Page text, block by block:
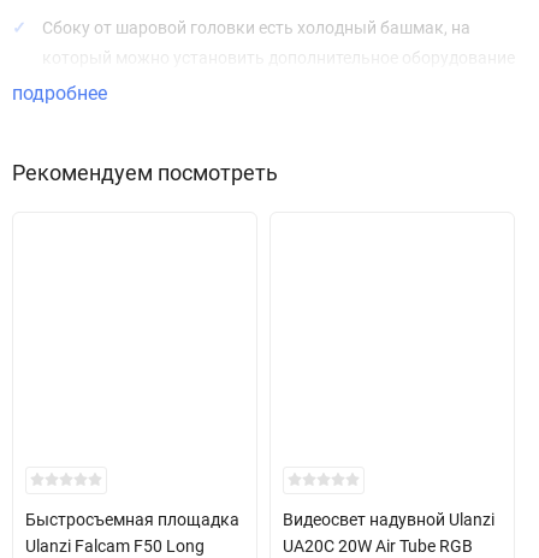
Сбоку от шаровой головки есть холодный башмак, на
который можно установить дополнительное оборудование
Внешнее отверстие для винта 1/4 '', может использоваться
26,5 см в сложеннор состоянии, 71,4 см в разложенном
подробнее
Рекомендуем посмотреть
Быстросъемная площадка
Ulanzi Falcam F50 Long
Видеосвет надувной Ulanzi
UA20C 20W Air Tube RGB